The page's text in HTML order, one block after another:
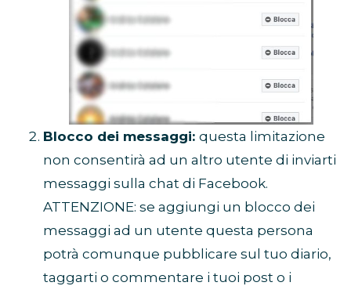
Blocco dei messaggi: questa limitazione
non consentirà ad un altro utente di inviarti
messaggi sulla chat di Facebook.
ATTENZIONE: se aggiungi un blocco dei
messaggi ad un utente questa persona
potrà comunque pubblicare sul tuo diario,
taggarti o commentare i tuoi post o i